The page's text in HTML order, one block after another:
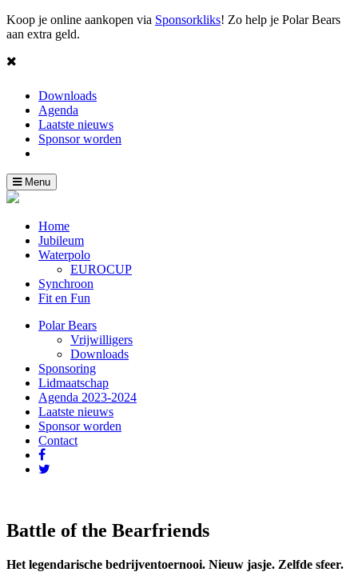
Koop je online aankopen via Sponsorkliks! Zo help je Polar Bears
aan extra geld.
Downloads
Agenda
Laatste nieuws
Sponsor worden
Toggle
navigation
Menu
Home
Jubileum
Waterpolo
EUROCUP
Synchroon
Fit en Fun
Polar Bears
Vrijwilligers
Downloads
Sponsoring
Lidmaatschap
Agenda 2023-2024
Laatste nieuws
Sponsor worden
Contact
Battle of the Bearfriends
Het legendarische bedrijventoernooi. Nieuw jasje. Zelfde sfeer.